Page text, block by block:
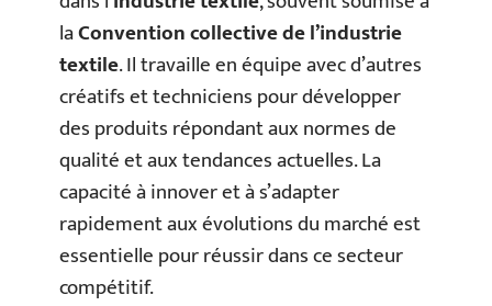
laConvention collective de l’industrie
textile. Il travaille en équipe avec d’autres
créatifs et techniciens pour développer
des produits répondant aux normes de
qualité et aux tendances actuelles. La
capacité à innover et à s’adapter
rapidement aux évolutions du marché est
essentielle pour réussir dans ce secteur
compétitif.